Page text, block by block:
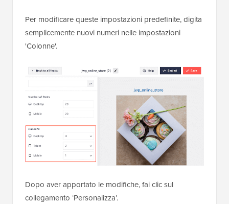
Per modificare queste impostazioni predefinite, digita
semplicemente nuovi numeri nelle impostazioni
'Colonne'.
Dopo aver apportato le modifiche, fai clic sul
collegamento ‘Personalizza’.